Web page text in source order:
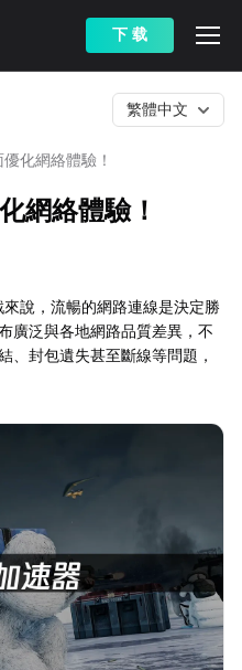
下 载
化網絡體驗！
繁體中文
網絡體驗！
說，流暢的網路連線是決定勝
廣泛與各地網路品質差異，不
、封包遺失甚至斷線等問題，